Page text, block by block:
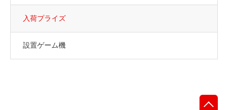
入荷プライズ
設置ゲーム機